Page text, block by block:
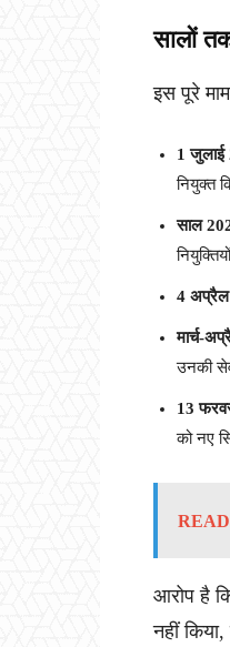
सालों
इस पूरे
1 जुलाई
नियुक्त
साल
4
मार्च-
उनकी
13
को नए
आरोप है
नहीं